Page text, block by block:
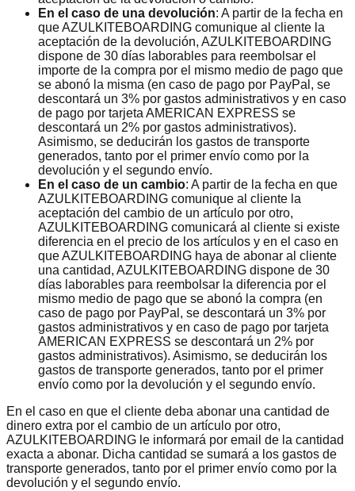
En el caso de una devolución: A partir de la fecha en
que AZULKITEBOARDING comunique al cliente la
aceptación de la devolución, AZULKITEBOARDING
dispone de 30 días laborables para reembolsar el
importe de la compra por el mismo medio de pago que
se abonó la misma (en caso de pago por PayPal, se
descontará un 3% por gastos administrativos y en caso
de pago por tarjeta AMERICAN EXPRESS se
descontará un 2% por gastos administrativos).
Asimismo, se deducirán los gastos de transporte
generados, tanto por el primer envío como por la
devolución y el segundo envío.
En el caso de un cambio: A partir de la fecha en que
AZULKITEBOARDING comunique al cliente la
aceptación del cambio de un artículo por otro,
AZULKITEBOARDING comunicará al cliente si existe
diferencia en el precio de los artículos y en el caso en
que AZULKITEBOARDING haya de abonar al cliente
una cantidad, AZULKITEBOARDING dispone de 30
días laborables para reembolsar la diferencia por el
mismo medio de pago que se abonó la compra (en
caso de pago por PayPal, se descontará un 3% por
gastos administrativos y en caso de pago por tarjeta
AMERICAN EXPRESS se descontará un 2% por
gastos administrativos). Asimismo, se deducirán los
gastos de transporte generados, tanto por el primer
envío como por la devolución y el segundo envío.
En el caso en que el cliente deba abonar una cantidad de
dinero extra por el cambio de un artículo por otro,
AZULKITEBOARDING le informará por email de la cantidad
exacta a abonar. Dicha cantidad se sumará a los gastos de
transporte generados, tanto por el primer envío como por la
devolución y el segundo envío.